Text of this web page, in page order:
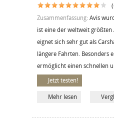
Zusammenfassung: Avis
ist eine der weltweit
eignet sich sehr gut als
längere Fahrten. Besonders
ermöglicht einen schnellen
Jetzt testen!
Mehr lesen